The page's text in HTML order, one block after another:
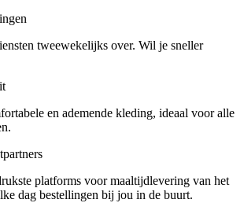
tweewekelijks over. Wil je sneller
en ademende kleding, ideaal voor alle
platforms voor maaltijdlevering van het
dag bestellingen bij jou in de buurt.